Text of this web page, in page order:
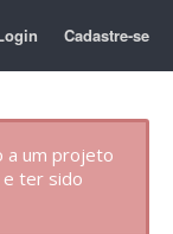
Cadastre-se
a um projeto
ter sido